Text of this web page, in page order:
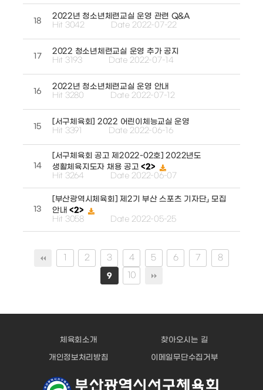
18
2022년 청소년체련교실 운영 관련 Q&A
Hit 3042
Date 2022-07-22
17
2022 청소년체련교실 운영 추가 공지
Hit 3193
Date 2022-07-14
16
2022년 청소년체련교실 운영 안내
Hit 3280
Date 2022-07-12
15
[서구체육회] 2022 어린이체능교실 운영
Hit 3391
Date 2022-06-16
14
[서구체육회 공고 제2022-02호] 2022년도
생활체육지도자 채용 공고<2>
Hit 3264 Date 2022-06-07
13
[부산광역시체육회] 제2기 부산 스포츠 기자단」 모집
안내<2>
Hit 3058 Date 2022-05-25
1 2 3 4 5 6 7 8
9 10
체육회소개 찾아오시는 길
개인정보처리방침 이메일무단수집거부